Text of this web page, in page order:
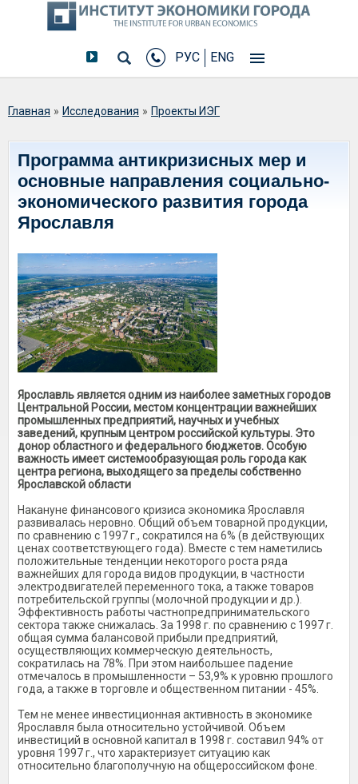
РУС ENG
Вы здесь
Главная » Исследования » Проекты ИЭГ
Программа антикризисных мер и
основные направления социально-
экономического развития города
Ярославля
Ярославль является одним из наиболее заметных городов
Центральной России, местом концентрации важнейших
промышленных предприятий, научных и учебных
заведений, крупным центром российской культуры. Это
донор областного и федерального бюджетов. Особую
важность имеет системообразующая роль города как
центра региона, выходящего за пределы собственно
Ярославской области
Накануне финансового кризиса экономика Ярославля
развивалась неровно. Общий объем товарной продукции,
по сравнению с 1997 г., сократился на 6% (в действующих
ценах соответствующего года). Вместе с тем наметились
положительные тенденции некоторого роста ряда
важнейших для города видов продукции, в частности
электродвигателей переменного тока, а также товаров
потребительской группы (молочной продукции и др.).
Эффективность работы частнопредпринимательского
сектора также снижалась. За 1998 г. по сравнению с 1997 г.
общая сумма балансовой прибыли предприятий,
осуществляющих коммерческую деятельность,
сократилась на 78%. При этом наибольшее падение
отмечалось в промышленности – 53,9% к уровню прошлого
года, а также в торговле и общественном питании - 45%.
Тем не менее инвестиционная активность в экономике
Ярославля была относительно устойчивой. Объем
инвестиций в основной капитал в 1998 г. составил 94% от
уровня 1997 г., что характеризует ситуацию как
относительно благополучную на общероссийском фоне.